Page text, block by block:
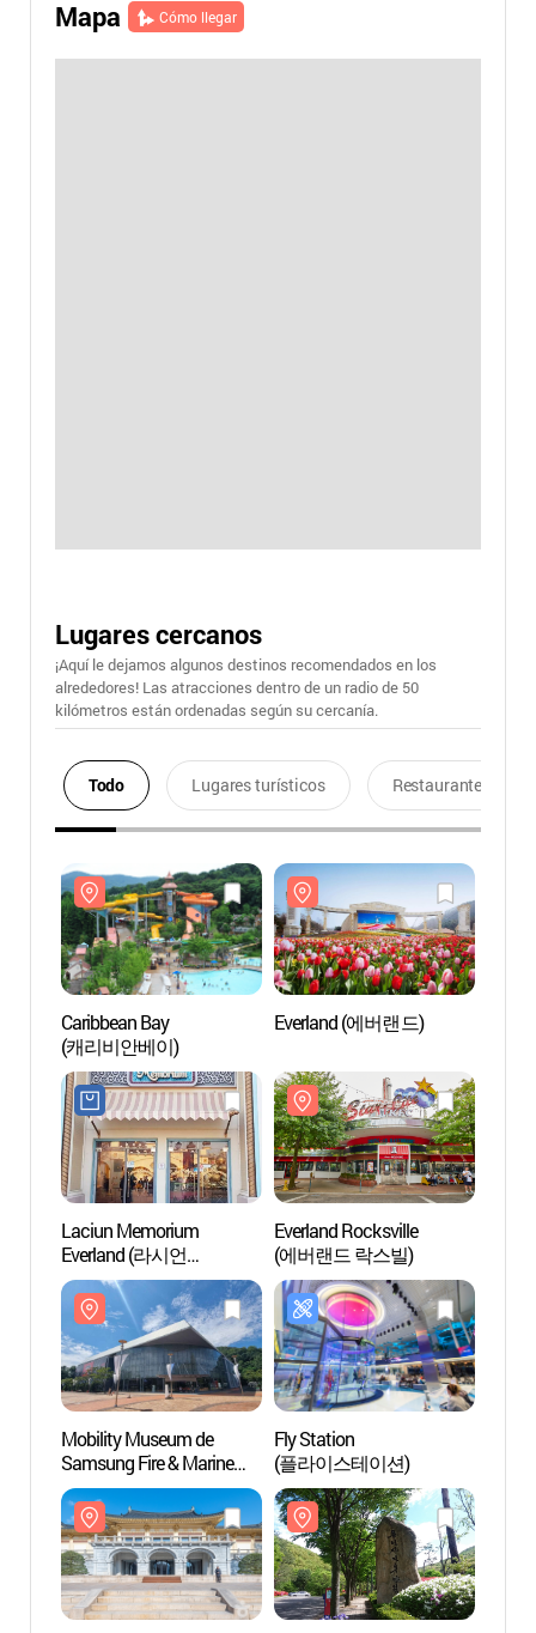
Mapa Cómo llegar
Lugares cercanos
¡Aquí le dejamos algunos destinos recomendados en los
alrededores! Las atracciones dentro de un radio de 50
kilómetros están ordenadas según su cercanía.
Todo Lugares turísticos Restaurantes
Caribbean Bay
(캐리비안베이)
Everland (에버랜드)
Laciun Memorium
Everland (라시언
메모리엄 에버랜드점)
Everland Rocksville
(에버랜드 락스빌)
Mobility Museum de
Samsung Fire & Marine
Insurance (삼성화재
모빌리티뮤지엄)
Fly Station
(플라이스테이션)